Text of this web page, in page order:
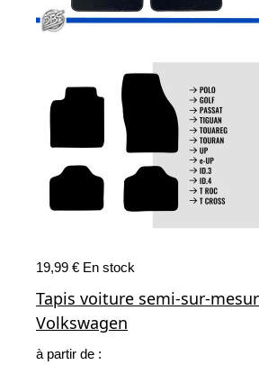
19,99 € En stock
Tapis voiture semi-sur-
Volkswagen
à partir de :